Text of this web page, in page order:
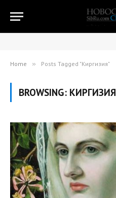
Home » Posts Tagged "Киргизия"
BROWSING: КИРГИЗИЯ